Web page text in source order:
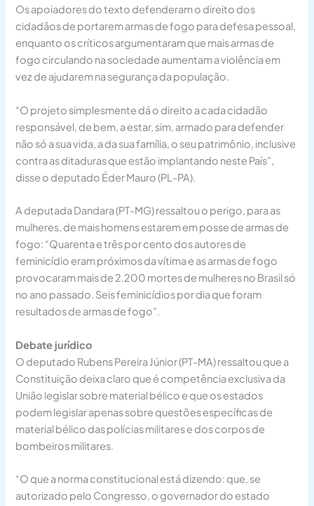
Os apoiadores do texto defenderam o direito dos
cidadãos de portarem armas de fogo para defesa pessoal,
enquanto os críticos argumentaram que mais armas de
fogo circulando na sociedade aumentam a violência em
vez de ajudarem na segurança da população.
“O projeto simplesmente dá o direito a cada cidadão
responsável, de bem, a estar, sim, armado para defender
não só a sua vida, a da sua família, o seu patrimônio, inclusive
contra as ditaduras que estão implantando neste País”,
disse o deputado Éder Mauro (PL-PA).
A deputada Dandara (PT-MG) ressaltou o perigo, para as
mulheres, de mais homens estarem em posse de armas de
fogo: “Quarenta e três por cento dos autores de
feminicídio eram próximos da vítima e as armas de fogo
provocaram mais de 2.200 mortes de mulheres no Brasil só
no ano passado. Seis feminicídios por dia que foram
resultados de armas de fogo”.
Debate jurídico
O deputado Rubens Pereira Júnior (PT-MA) ressaltou que a
Constituição deixa claro que é competência exclusiva da
União legislar sobre material bélico e que os estados
podem legislar apenas sobre questões específicas de
material bélico das polícias militares e dos corpos de
bombeiros militares.
“O que a norma constitucional está dizendo: que, se
autorizado pelo Congresso, o governador do estado